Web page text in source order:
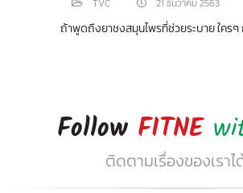
TVC 21 ธันวาคม 2563
ถ้าพูดถึงยาชงสมุนไพรที่ช่วยระบาย ใคร
Follow FITNE
ติดตามเรื่องของเราไ